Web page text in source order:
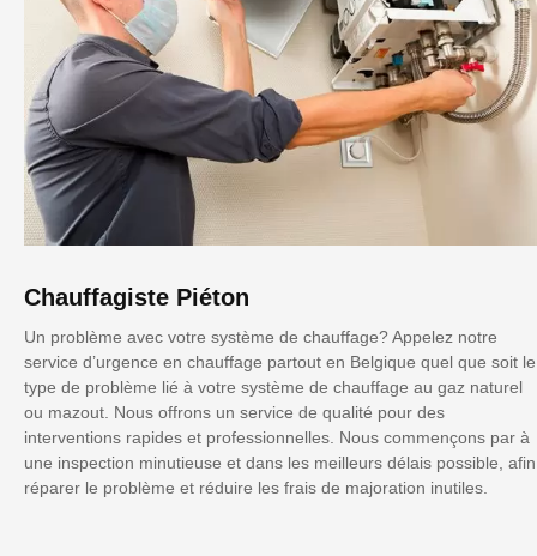
Chauffagiste Piéton
Un problème avec votre système de chauffage? Appelez notre
service d’urgence en chauffage partout en Belgique quel que soit le
type de problème lié à votre système de chauffage au gaz naturel
ou mazout. Nous offrons un service de qualité pour des
interventions rapides et professionnelles. Nous commençons par à
une inspection minutieuse et dans les meilleurs délais possible, afin
réparer le problème et réduire les frais de majoration inutiles.